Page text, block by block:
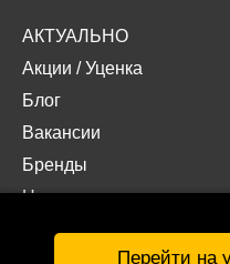
АКТУАЛЬНО
Акции /Уценка
Блог
Вакансии
Бренды
Наши проекты
Документы
Перейти на